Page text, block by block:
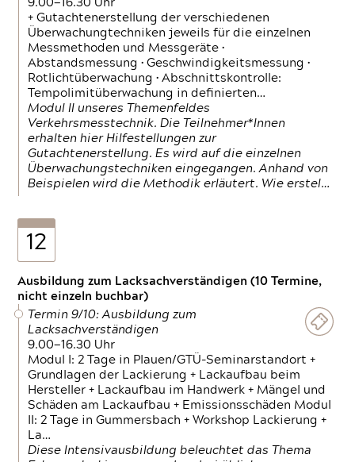
9.00—16.30 Uhr
+ Gutachtenerstellung der verschiedenen
Überwachungtechniken jeweils für die einzelnen
Messmethoden und Messgeräte •
Abstandsmessung • Geschwindigkeitsmessung •
Rotlichtüberwachung • Abschnittskontrolle:
Tempolimitüberwachung in definierten…
Modul II unseres Themenfeldes
Verkehrsmesstechnik. Die Teilnehmer*Innen
erhalten hier Hilfestellungen zur
Gutachtenerstellung. Es wird auf die einzelnen
Überwachungstechniken eingegangen. Anhand von
Beispielen wird die Methodik erläutert. Wie erstel…
12
Ausbildung zum Lacksachverständigen (10 Termine,
nicht einzeln buchbar)
Termin 9/10: Ausbildung zum
Lacksachverständigen
9.00—16.30 Uhr
Modul I: 2 Tage in Plauen/GTÜ-Seminarstandort +
Grundlagen der Lackierung + Lackaufbau beim
Hersteller + Lackaufbau im Handwerk + Mängel und
Schäden am Lackaufbau + Emissionsschäden Modul
II: 2 Tage in Gummersbach + Workshop Lackierung +
La…
Diese Intensivausbildung beleuchtet das Thema